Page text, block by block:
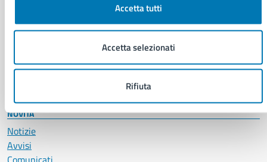
Accetta tutti
Accetta selezionati
Rifiuta
Giustizia e sicurezza pubblica
Imprese e commercio
Salute, benessere e assistenza
Vita lavorativa
NOVITÀ
Notizie
Avvisi